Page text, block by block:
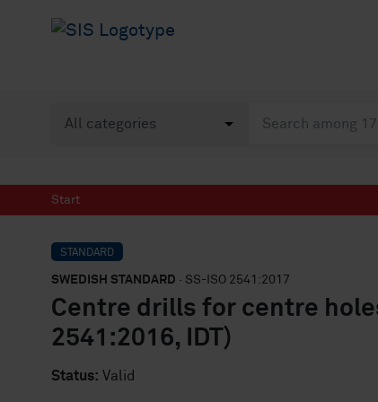
Start
STANDARD
SWEDISH STANDARD · SS-ISO 2541:2017
Centre drills for centre
2541:2016, IDT)
Status: Valid